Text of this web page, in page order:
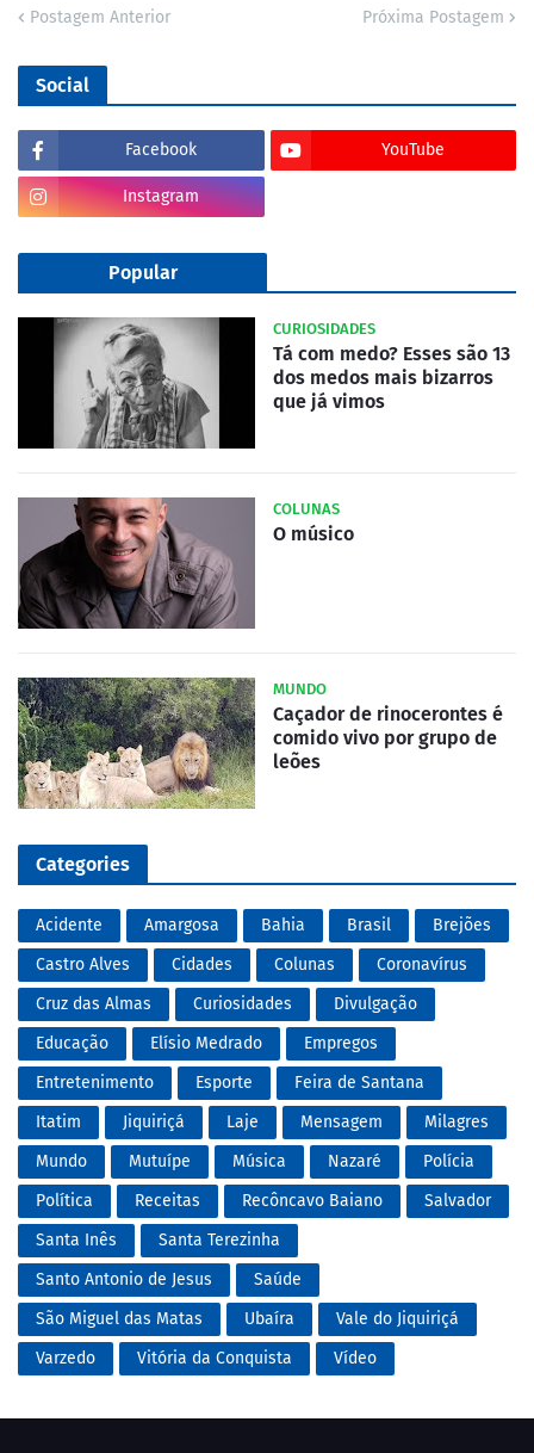
Postagem Anterior Próxima Postagem
Social
Facebook YouTube
Instagram
Popular
CURIOSIDADES
Tá com medo? Esses são 13
dos medos mais bizarros
que já vimos
COLUNAS
O músico
MUNDO
Caçador de rinocerontes é
comido vivo por grupo de
leões
Categories
Acidente Amargosa Bahia Brasil
Brejões
Castro Alves
Cidades Colunas
Coronavírus
Cruz das Almas
Curiosidades
Divulgação
Educação
Elísio Medrado
Empregos
Entretenimento
Esporte
Feira de Santana
Itatim
Jiquiriçá Laje Mensagem
Milagres
Mundo
Mutuípe Música Nazaré
Polícia
Política
Receitas Recôncavo Baiano
Salvador
Santa Inês
Santa Terezinha
Santo Antonio de Jesus
Saúde
São Miguel das Matas
Ubaíra
Vale do Jiquiriçá
Varzedo
Vitória da Conquista Vídeo